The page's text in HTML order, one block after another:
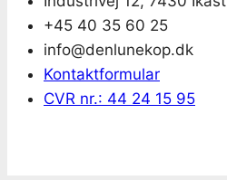
+45 40 35 60 25
info@denlunekop.dk
Kontaktformular
CVR nr.: 44 24 15 95